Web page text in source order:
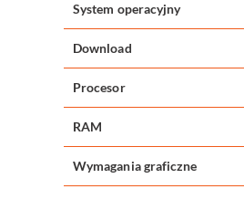
System operacyjny
Download
Procesor
RAM
Wymagania graficzne